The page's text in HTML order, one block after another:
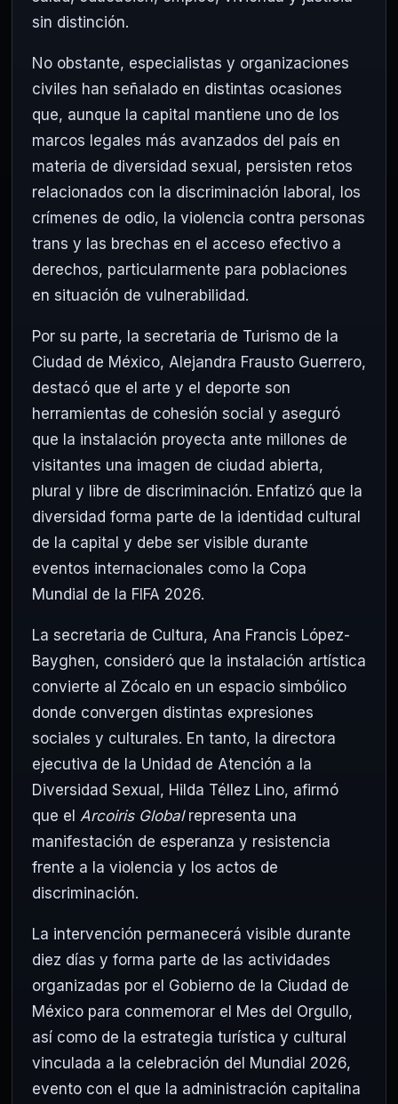
sin distinción.
No obstante, especialistas y organizaciones
civiles han señalado en distintas ocasiones
que, aunque la capital mantiene uno de los
marcos legales más avanzados del país en
materia de diversidad sexual, persisten retos
relacionados con la discriminación laboral, los
crímenes de odio, la violencia contra personas
trans y las brechas en el acceso efectivo a
derechos, particularmente para poblaciones
en situación de vulnerabilidad.
Por su parte, la secretaria de Turismo de la
Ciudad de México, Alejandra Frausto Guerrero,
destacó que el arte y el deporte son
herramientas de cohesión social y aseguró
que la instalación proyecta ante millones de
visitantes una imagen de ciudad abierta,
plural y libre de discriminación. Enfatizó que la
diversidad forma parte de la identidad cultural
de la capital y debe ser visible durante
eventos internacionales como la Copa
Mundial de la FIFA 2026.
La secretaria de Cultura, Ana Francis López-
Bayghen, consideró que la instalación artística
convierte al Zócalo en un espacio simbólico
donde convergen distintas expresiones
sociales y culturales. En tanto, la directora
ejecutiva de la Unidad de Atención a la
Diversidad Sexual, Hilda Téllez Lino, afirmó
que el Arcoiris Globalrepresenta una
manifestación de esperanza y resistencia
frente a la violencia y los actos de
discriminación.
La intervención permanecerá visible durante
diez días y forma parte de las actividades
organizadas por el Gobierno de la Ciudad de
México para conmemorar el Mes del Orgullo,
así como de la estrategia turística y cultural
vinculada a la celebración del Mundial 2026,
evento con el que la administración capitalina